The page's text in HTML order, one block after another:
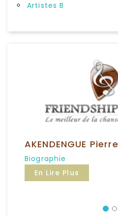
Artistes B
AKENDENGUE Pierre
Biographie
En Lire Plus